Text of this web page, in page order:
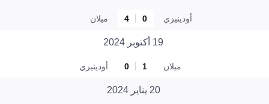
أودينيزي 0
4 ميلان
19 أكتوبر 2024
ميلان 1
0 أودينيزي
20 يناير 2024